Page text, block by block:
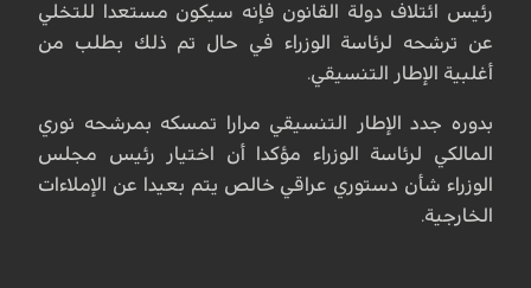
رئيس ائتلاف دولة القانون فإنه سيكون مستعدا للتخلي
عن ترشحه لرئاسة الوزراء في حال تم ذلك بطلب من
أغلبية الإطار التنسيقي.
بدوره جدد الإطار التنسيقي مرارا تمسكه بمرشحه نوري
المالكي لرئاسة الوزراء مؤكدا أن اختيار رئيس مجلس
الوزراء شأن دستوري عراقي خالص يتم بعيدا عن الإملاءات
الخارجية.